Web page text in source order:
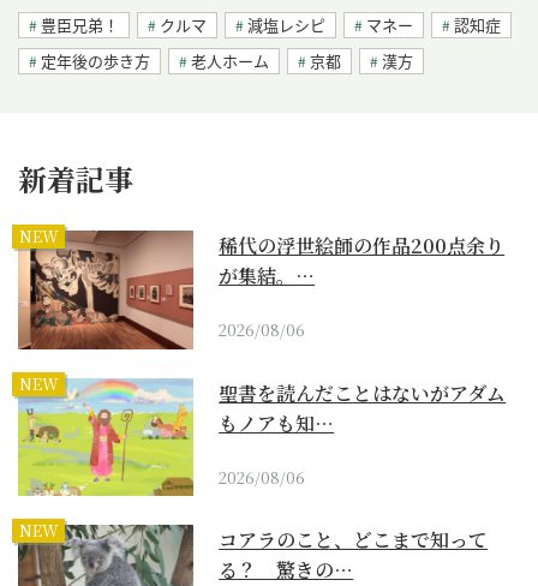
豊臣兄弟！ クルマ 減塩レシピ マネー
認知症
定年後の歩き方
老人ホーム 京都 漢方
新着記事
NEW
稀代の浮世絵師の作品200点余り
が集結。…
2026/08/06
NEW
聖書を読んだことはないがアダム
もノアも知…
2026/08/06
NEW
コアラのこと、どこまで知って
る？ 驚きの…